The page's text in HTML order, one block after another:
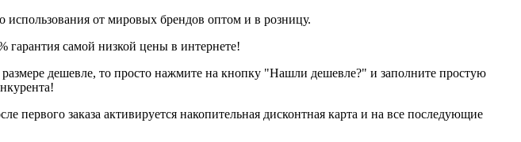
от мировых брендов оптом и в розницу.
гарантия самой низкой цены в интернете!
дешевле, то просто нажмите на кнопку "Нашли дешевле?" и заполните простую
первого заказа активируется накопительная дисконтная карта и на все последующие